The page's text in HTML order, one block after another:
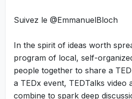
Suivez le @EmmanuelBloch
In the spirit of ideas worth
program of local, self-
people together to share a
a TEDx event, TEDTalks video
combine to spark deep